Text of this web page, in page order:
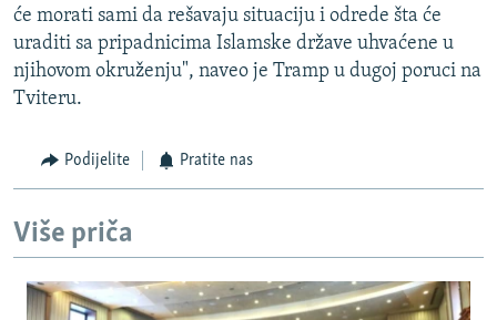
će morati sami da rešavaju situaciju i odrede šta će
uraditi sa pripadnicima Islamske države uhvaćene u
njihovom okruženju", naveo je Tramp u dugoj poruci na
Tviteru.
Podijelite Pratite nas
Više priča